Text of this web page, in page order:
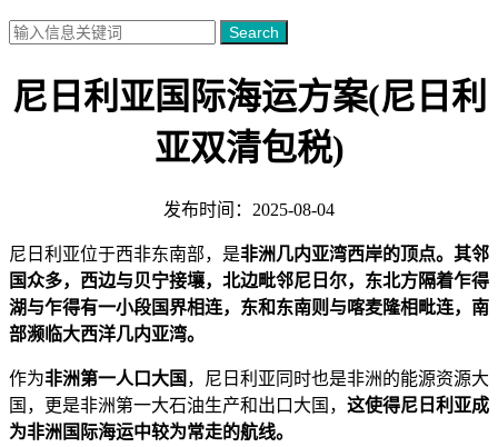
Search
尼日利亚国际海运方案(尼日利
亚双清包税)
发布时间：2025-08-04
尼日利亚位于西非东南部，是非洲几内亚湾西岸的顶点。其邻
国众多，西边与贝宁接壤，北边毗邻尼日尔，东北方隔着乍得
湖与乍得有一小段国界相连，东和东南则与喀麦隆相毗连，南
部濒临大西洋几内亚湾。
作为非洲第一人口大国 ，尼日利亚同时也是非洲的能源资源大
国，更是非洲第一大石油生产和出口大国， 这使得尼日利亚成
为非洲国际海运中较为常走的航线。